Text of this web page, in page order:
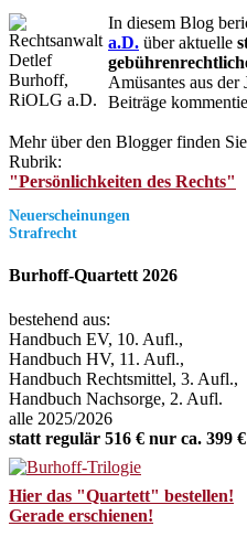
In diesem Blog
a.D. über aktuelle
Amüsantes aus
Beiträge
Mehr über den Blogger finden
Rubrik:
"Persönlichkeiten des Rechts"
Neuerscheinungen
Strafrecht
Burhoff-Quartett 2026
bestehend aus:
Handbuch EV, 10. Aufl.,
Handbuch HV, 11. Aufl.,
Handbuch Rechtsmittel, 3. Aufl.,
Handbuch Nachsorge, 2. Aufl.
alle 2025/2026
statt regulär 516 € nur ca. 399 €
Hier das "Quartett" bestellen!
Gerade erschienen!